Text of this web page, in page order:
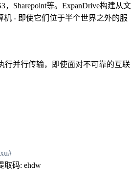
Sharepoint等。ExpanDrive构建从文
- 即使它们位于半个世界之外的服
行并行传输，即使面对不可靠的互联
取码: ehdw